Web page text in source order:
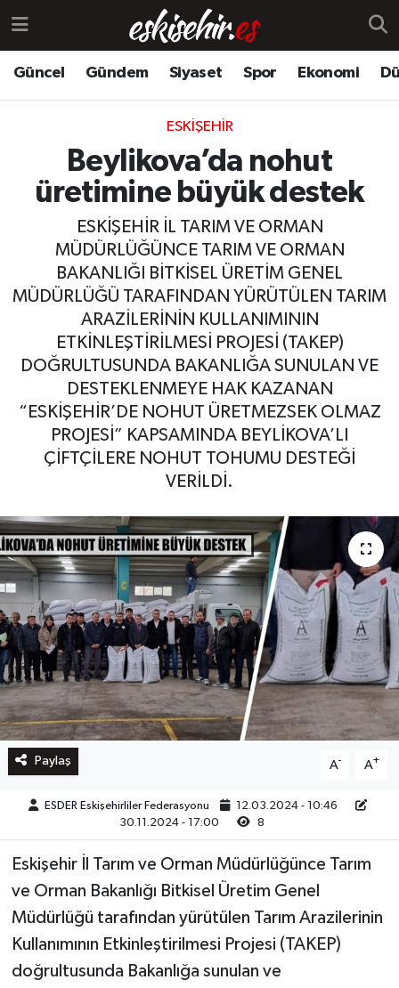
Güncel Gündem Siyaset Spor Ekonomi
ESKIŞEHIR
Beylikova’da nohut
üretimine büyük destek
ESKİŞEHİR İL TARIM VE ORMAN
MÜDÜRLÜĞÜNCE TARIM VE ORMAN
BAKANLIĞI BİTKİSEL ÜRETİM GENEL
MÜDÜRLÜĞÜ TARAFINDAN YÜRÜTÜLEN TARIM
ARAZİLERİNİN KULLANIMININ
ETKİNLEŞTİRİLMESİ PROJESİ (TAKEP)
DOĞRULTUSUNDA BAKANLIĞA SUNULAN VE
DESTEKLENMEYE HAK KAZANAN
“ESKİŞEHİR’DE NOHUT ÜRETMEZSEK OLMAZ
PROJESİ” KAPSAMINDA BEYLİKOVA’LI
ÇİFTÇİLERE NOHUT TOHUMU DESTEĞİ
VERİLDİ.
Paylaş A- A+
ESDER Eskişehirliler Federasyonu
12.03.2024 - 10:46
30.11.2024 - 17:00
8
Eskişehir İl Tarım ve Orman Müdürlüğünce Tarım
ve Orman Bakanlığı Bitkisel Üretim Genel
Müdürlüğü tarafından yürütülen Tarım Arazilerinin
Kullanımının Etkinleştirilmesi Projesi (TAKEP)
doğrultusunda Bakanlığa sunulan ve